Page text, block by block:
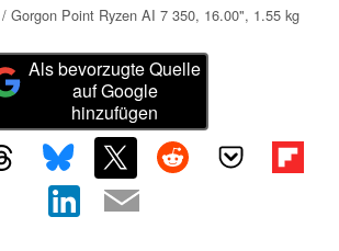
Gorgon Point Ryzen AI 7 350, 16.00", 1.55 kg
Als bevorzugte Quelle
auf Google
hinzufügen